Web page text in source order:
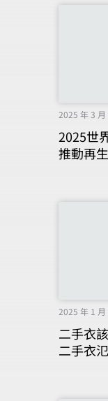
2025 年 3 月
2025世
推動再
2025 年 1 月
二手衣
二手衣